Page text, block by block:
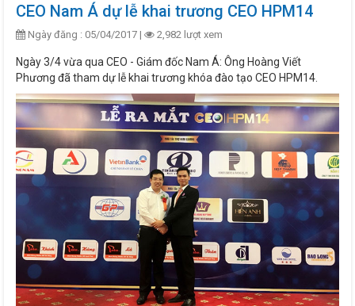
CEO Nam Á dự lễ khai trương CEO HPM14
Ngày đăng : 05/04/2017 | 2,982 lượt xem
Ngày 3/4 vừa qua CEO - Giám đốc Nam Á: Ông Hoàng Viết
Phương đã tham dự lễ khai trương khóa đào tạo CEO HPM14.